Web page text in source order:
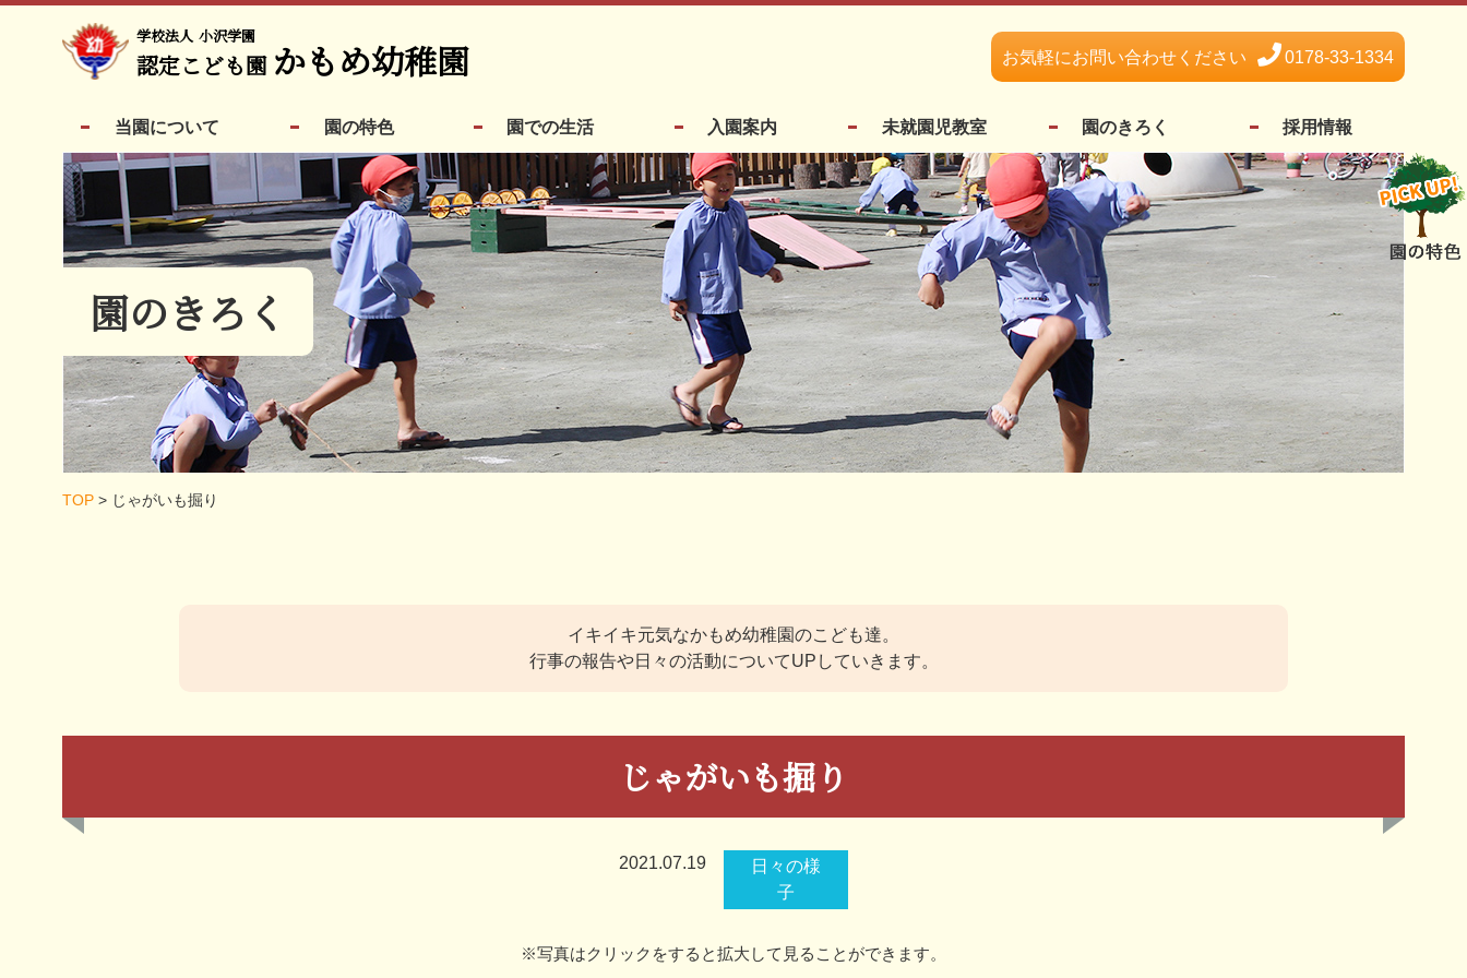
学校法人 小沢学園
認定こども園 かもめ幼稚園 お気軽にお問い合わせください 0178-33-1334
当園について 園の特色 園での生活 入園案内 未就園児教室 園のきろく 採用情報
園のきろく
TOP > じゃがいも掘り
イキイキ元気なかもめ幼稚園のこども達。
行事の報告や日々の活動についてUPしていきます。
じゃがいも掘り
2021.07.19
日々の様
子
※写真はクリックをすると拡大して見ることができます。